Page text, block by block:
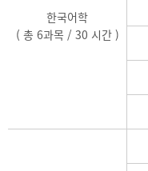
한국어학
( 총 6과목 / 30 시간 )